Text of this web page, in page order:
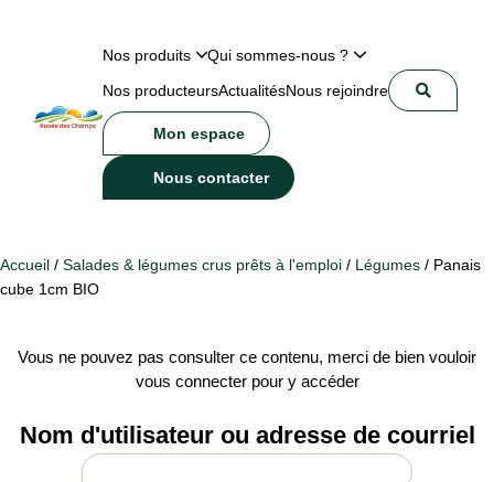
Nos produits
Qui sommes-nous ?
Nos producteursActualitésNous rejoindre
Mon espace
Nous contacter
Accueil / Salades & légumes crus prêts à l'emploi / Légumes / Panais
cube 1cm BIO
Vous ne pouvez pas consulter ce contenu, merci de bien vouloir
vous connecter pour y accéder
Nom d'utilisateur ou adresse de courriel